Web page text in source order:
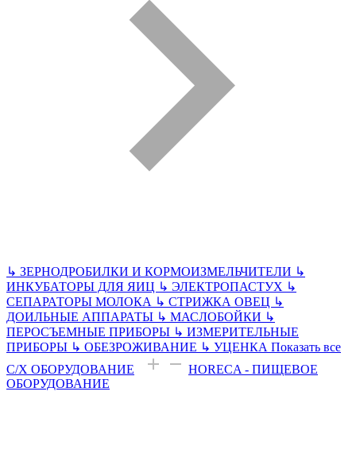
↳ ЗЕРНОДРОБИЛКИ И КОРМОИЗМЕЛЬЧИТЕЛИ ↳
ИНКУБАТОРЫ ДЛЯ ЯИЦ ↳ ЭЛЕКТРОПАСТУХ ↳
СЕПАРАТОРЫ МОЛОКА ↳ СТРИЖКА ОВЕЦ ↳
ДОИЛЬНЫЕ АППАРАТЫ ↳ МАСЛОБОЙКИ ↳
ПЕРОСЪЕМНЫЕ ПРИБОРЫ ↳ ИЗМЕРИТЕЛЬНЫЕ
ПРИБОРЫ ↳ ОБЕЗРОЖИВАНИЕ ↳ УЦЕНКА Показать все
С/Х ОБОРУДОВАНИЕ
HORECA - ПИЩЕВОЕ
ОБОРУДОВАНИЕ